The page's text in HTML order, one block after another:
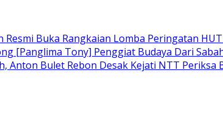
Resmi Buka Rangkaian Lomba Peringatan
[Panglima Tony] Penggiat Budaya Dari
Anton Bulet Rebon Desak Kejati NTT Periksa